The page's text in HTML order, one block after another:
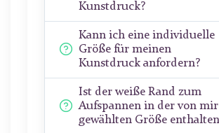
Kunstdruck?
Kann ich eine individuelle
Größe für meinen
Kunstdruck anfordern?
Ist der weiße Rand zum
Aufspannen in der von mir
gewählten Größe